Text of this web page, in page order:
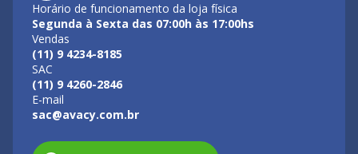
Horário de funcionamento da loja física
Segunda à Sexta das 07:00h às 17:00hs
Vendas
(11) 9 4234-8185
SAC
(11) 9 4260-2846
E-mail
sac@avacy.com.br